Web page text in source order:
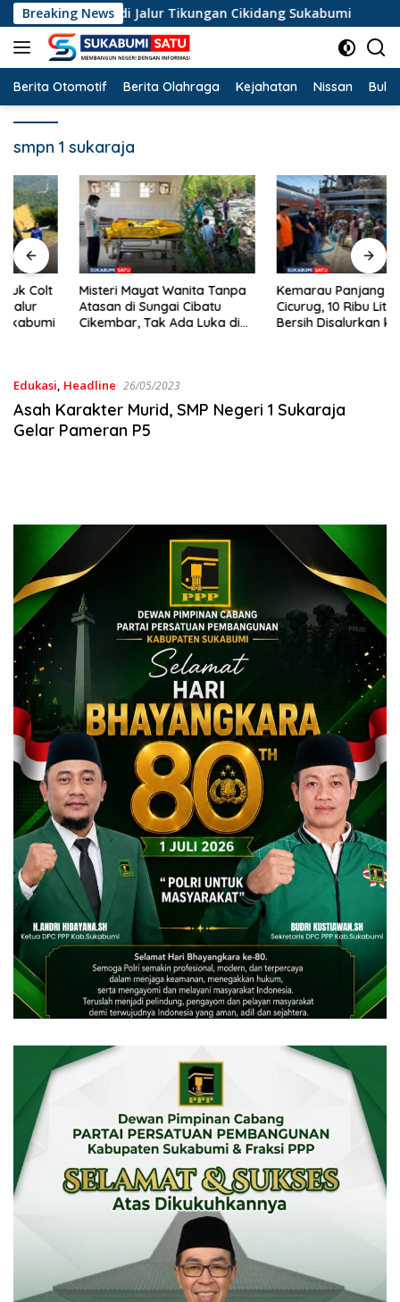
Langsung
ke
konten
Breaking News
Terperosok di Jalur Tikungan Cikidang Sukabumi
Berita Otomotif Berita Olahraga Kejahatan Nissan
smpn 1 sukaraja
Misteri Mayat Wanita Tanpa
Atasan di Sungai Cibatu
Cikembar, Tak Ada Luka di
Kemarau Panjang Landa
Cicurug, 10 Ribu Liter Air
Bersih Disalurkan ke
Edukasi, Headline 26/05/2023
Asah Karakter Murid, SMP Negeri 1 Sukaraja
Gelar Pameran P5